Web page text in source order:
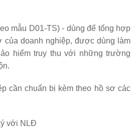
mẫu D01-TS) - dùng để tổng hợp
của doanh nghiệp, được dùng làm
hiểm truy thu với những trường
cần chuẩn bị kèm theo hồ sơ các
với NLĐ